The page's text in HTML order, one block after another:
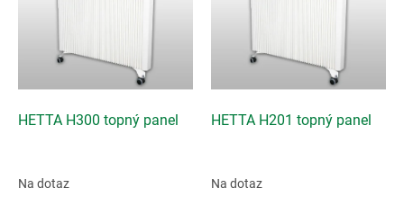
HETTA H300 topný panel
Na dotaz
HETTA H201 topný panel
Na dotaz